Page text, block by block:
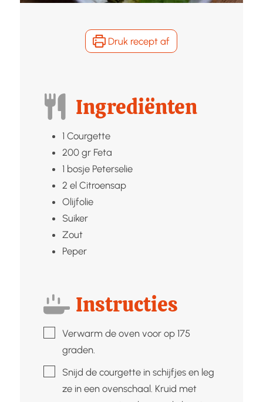
Druk recept af
Ingrediënten
1 Courgette
200 gr Feta
1 bosje Peterselie
2 el Citroensap
Olijfolie
Suiker
Zout
Peper
Instructies
▢Verwarm de oven voor op 175
graden.
▢Snijd de courgette in schijfjes en leg
ze in een ovenschaal. Kruid met